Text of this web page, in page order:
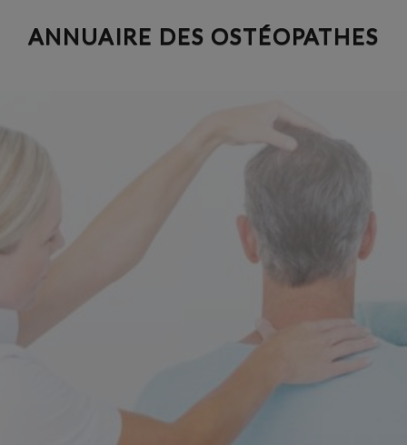
ANNUAIRE DES OSTÉOPATHES